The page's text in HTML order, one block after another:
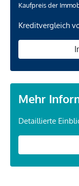
Kaufpreis der
Kreditvergleich
Mehr
Detaillierte